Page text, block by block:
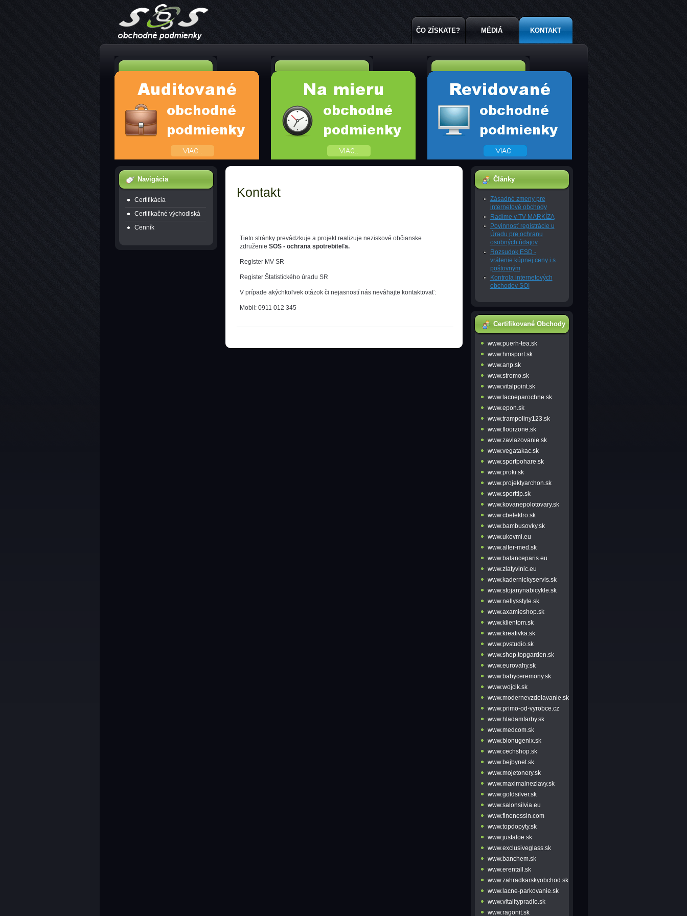
ČO ZÍSKATE? MÉDIÁ KONTAKT
Navigácia
Certifikácia
Certifikačné východiská
Cenník
Články
Zásadné zmeny pre
internetové obchody
Radíme v TV MARKÍZA
Povinnosť registrácie u
Úradu pre ochranu
osobných údajov
Rozsudok ESD -
vrátenie kúpnej ceny i s
poštovným
Kontrola internetových
obchodov SOI
Certifikované Obchody
www.puerh-tea.sk
www.hmsport.sk
www.anp.sk
www.stromo.sk
www.vitalpoint.sk
www.lacneparochne.sk
www.epon.sk
www.trampoliny123.sk
www.floorzone.sk
www.zavlazovanie.sk
www.vegatakac.sk
www.sportpohare.sk
www.proki.sk
www.projektyarchon.sk
www.sporttip.sk
www.kovanepolotovary.sk
www.cbelektro.sk
www.bambusovky.sk
www.ukovmi.eu
www.alter-med.sk
www.balanceparis.eu
www.zlatyvinic.eu
www.kadernickyservis.sk
www.stojanynabicykle.sk
www.nellysstyle.sk
www.axamieshop.sk
www.klientom.sk
www.kreativka.sk
www.pvstudio.sk
www.shop.topgarden.sk
www.eurovahy.sk
www.babyceremony.sk
www.wojcik.sk
www.modernevzdelavanie.sk
www.primo-od-vyrobce.cz
www.hladamfarby.sk
www.medcom.sk
www.bionugenix.sk
www.cechshop.sk
www.bejbynet.sk
www.mojetonery.sk
www.maximalnezlavy.sk
www.goldsilver.sk
www.salonsilvia.eu
www.finenessin.com
www.topdopyty.sk
www.justaloe.sk
www.exclusiveglass.sk
www.banchem.sk
www.erentall.sk
www.zahradkarskyobchod.sk
www.lacne-parkovanie.sk
www.vitalitypradlo.sk
www.ragonit.sk
Kontakt
Tieto stránky prevádzkuje a projekt realizuje neziskové občianske
združenie SOS - ochrana spotrebiteľa.
Register MV SR
Register Štatistického úradu SR
V prípade akýchkoľvek otázok či nejasností nás neváhajte kontaktovať:
Mobil: 0911 012 345